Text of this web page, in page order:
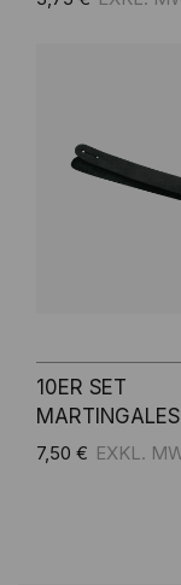
10ER SET
MARTINGALES
7,50 €